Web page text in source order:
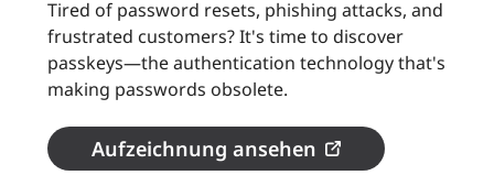
Tired of password resets, phishing attacks, and
frustrated customers? It's time to discover
passkeys—the authentication technology that's
making passwords obsolete.
Aufzeichnung ansehen